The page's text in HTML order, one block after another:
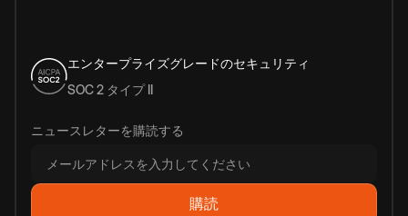
エンタープライズグレードのセキュリティ
SOC 2 タイプ II
ニュースレターを購読する